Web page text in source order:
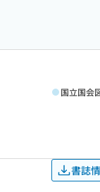
国立国会
書誌